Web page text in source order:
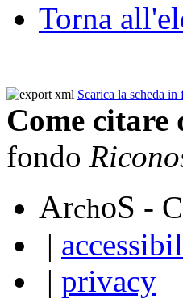
Torna
Scarica la scheda
Come citare
fondo
ArchoS -
|
| privacy